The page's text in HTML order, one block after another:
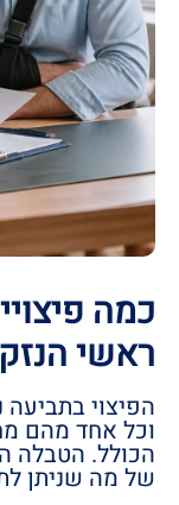
כמה
ראשי הנזק
הפיצוי בתביעה
וכל אחד מהם
הכולל. הטבלה
של מה שניתן